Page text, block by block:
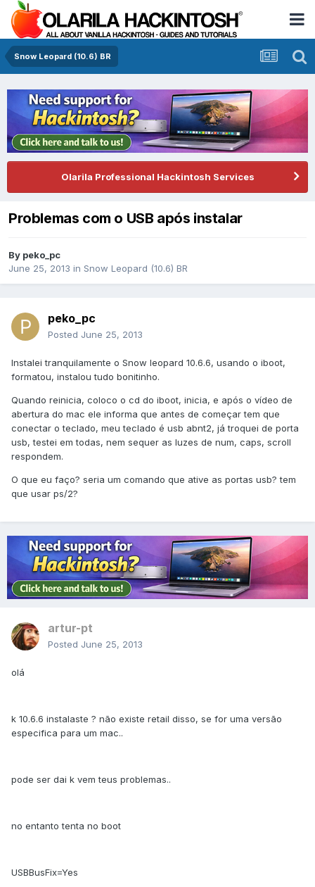
Snow Leopard (10.6) BR
Olarila Professional Hackintosh Services
Problemas com o USB após instalar
By peko_pc
June 25, 2013 in Snow Leopard (10.6) BR
peko_pc
Posted June 25, 2013
Instalei tranquilamente o Snow leopard 10.6.6, usando o iboot,
formatou, instalou tudo bonitinho.
Quando reinicia, coloco o cd do iboot, inicia, e após o vídeo de
abertura do mac ele informa que antes de começar tem que
conectar o teclado, meu teclado é usb abnt2, já troquei de porta
usb, testei em todas, nem sequer as luzes de num, caps, scroll
respondem.
O que eu faço? seria um comando que ative as portas usb? tem
que usar ps/2?
artur-pt
Posted June 25, 2013
olá
k 10.6.6 instalaste ? não existe retail disso, se for uma versão
especifica para um mac..
pode ser dai k vem teus problemas..
no entanto tenta no boot
USBBusFix=Yes